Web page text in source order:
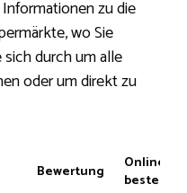
zu die
wo Sie
durch um alle
oder um direkt zu
Bewertung
Online
bestellen